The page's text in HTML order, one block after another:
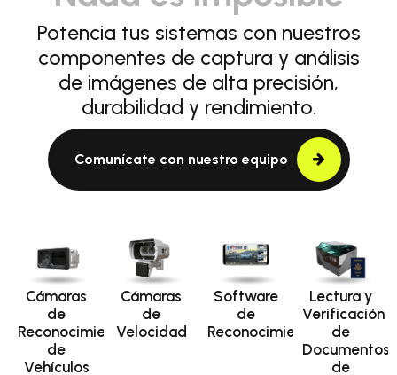
Potencia tus sistemas con nuestros
componentes de captura y análisis
de imágenes de alta precisión,
durabilidad y rendimiento.
Comunícate con nuestro equipo
Cámaras
de
Reconocimiento
de
Vehículos
Cámaras
de
Velocidad
Software
de
Reconocimiento
Lectura y
Verificación
de
Documentos
de